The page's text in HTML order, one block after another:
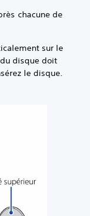
chacune de
sur le
disque doit
le disque.